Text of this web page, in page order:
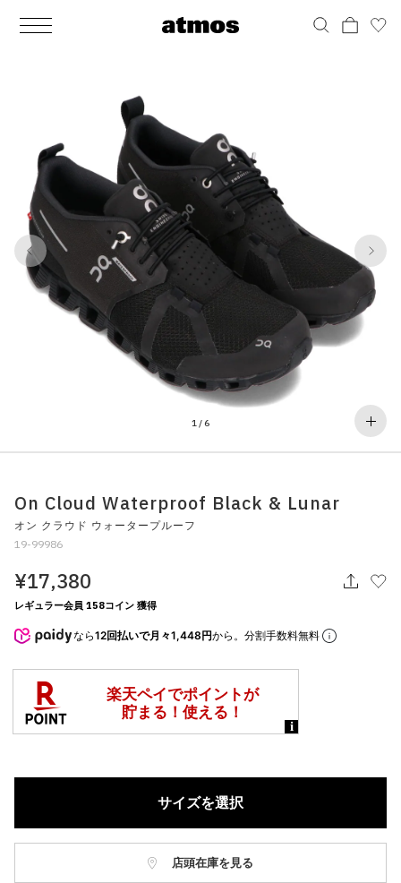
MEN
ウェア
バッグ
アクセサリー
その他
アディダス ピックアップ
シューズ
ブーツ
サンダル
その他
すべてのシューズ
ライフスタイルランニング
ウェア
アウター
パンツ
ソックス
アンダーウェア
水着
バッグ
バックパック / リュック
ショルダー / メッセンジャーバッグ
トート / エコバッグ
クラッチ / セカンドバッグ
ウエストバッグ
その他
すべてのバッグ
アクセサリー
ポーチ / ウォレット
帽子
グッズ / アクセサリー
その他
すべてのアクセサリー
その他
シューケア / グッズ
おもちゃ / フィギュア
その他
すべてのその他
WOMENS
ウェア
バッグ
アクセサリー
その他
アディダス ピックアップ
シューズ
ブーツ
サンダル / パンプス
その他
すべてのシューズ
ライフスタイルランニング
ウェア
アウター
パンツ
ワンピース
スカート
ソックス
アンダーウェア
すべてのウェア
バッグ
バックパック / リュック
ショルダー / メッセンジャーバッグ
トート / エコバッグ
クラッチ / セカンドバッグ
ウエストバッグ
その他
すべてのバッグ
アクセサリー
ポーチ / ウォレット
帽子
グッズ / アクセサリー
その他
すべてのアクセサリー
その他
シューケア / グッズ
おもちゃ / フィギュア
その他
すべてのその他
1 /6
1 6
On Cloud Waterproof Black & Lunar
オン クラウド ウォータープルーフ
19-99986
¥17,380
レギュラー会員 158コイン 獲得
なら12回払いで月々1,448円から。分割手数料無料
サイズを選択
店頭在庫を見る